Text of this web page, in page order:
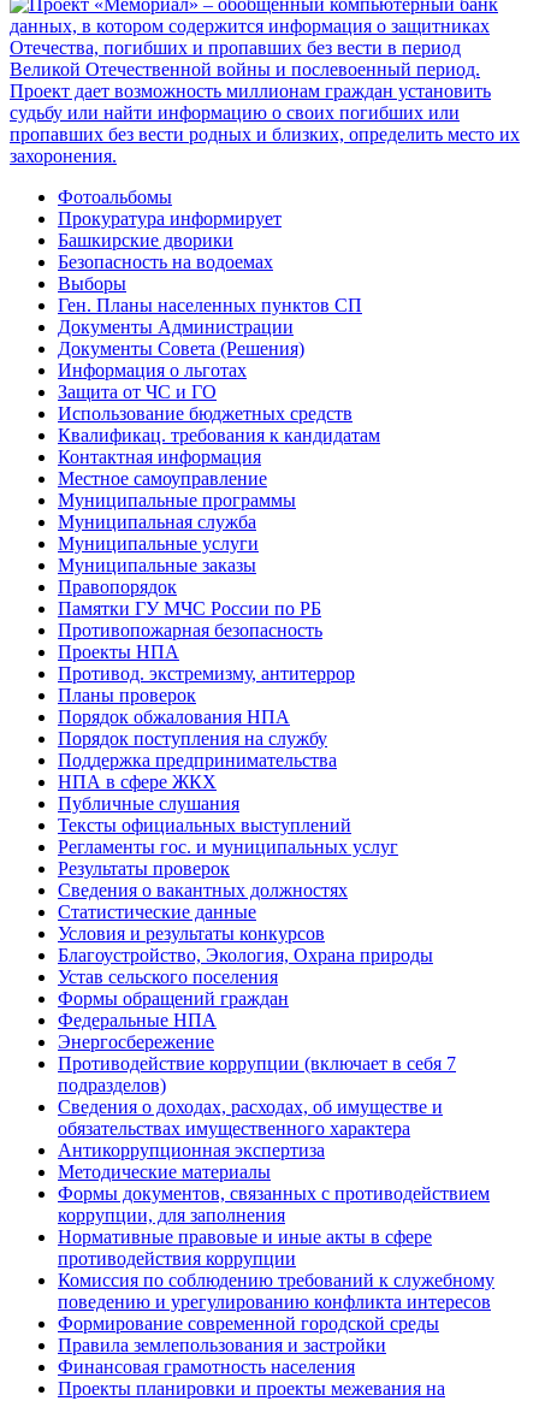
Фотоальбомы
Прокуратура информирует
Башкирские дворики
Безопасность на водоемах
Выборы
Ген. Планы населенных пунктов СП
Документы Администрации
Документы Совета (Решения)
Информация о льготах
Защита от ЧС и ГО
Использование бюджетных средств
Квалификац. требования к кандидатам
Контактная информация
Местное самоуправление
Муниципальные программы
Муниципальная служба
Муниципальные услуги
Муниципальные заказы
Правопорядок
Памятки ГУ МЧС России по РБ
Противопожарная безопасность
Проекты НПА
Противод. экстремизму, антитеррор
Планы проверок
Порядок обжалования НПА
Порядок поступления на службу
Поддержка предпринимательства
НПА в сфере ЖКХ
Публичные слушания
Тексты официальных выступлений
Регламенты гос. и муниципальных услуг
Результаты проверок
Сведения о вакантных должностях
Статистические данные
Условия и результаты конкурсов
Благоустройство, Экология, Охрана природы
Устав сельского поселения
Формы обращений граждан
Федеральные НПА
Энергосбережение
Противодействие коррупции (включает в себя 7
подразделов)
Сведения о доходах, расходах, об имуществе и
обязательствах имущественного характера
Антикоррупционная экспертиза
Методические материалы
Формы документов, связанных с противодействием
коррупции, для заполнения
Нормативные правовые и иные акты в сфере
противодействия коррупции
Комиссия по соблюдению требований к служебному
поведению и урегулированию конфликта интересов
Формирование современной городской среды
Правила землепользования и застройки
Финансовая грамотность населения
Проекты планировки и проекты межевания на